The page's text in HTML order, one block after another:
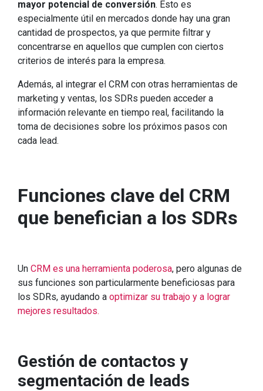
mayor potencial de conversión. Esto es
especialmente útil en mercados donde hay una gran
cantidad de prospectos, ya que permite filtrar y
concentrarse en aquellos que cumplen con ciertos
criterios de interés para la empresa.
Además, al integrar el CRM con otras herramientas de
marketing y ventas, los SDRs pueden acceder a
información relevante en tiempo real, facilitando la
toma de decisiones sobre los próximos pasos con
cada lead.
Funciones clave del CRM
que benefician a los SDRs
Un CRM es una herramienta poderosa, pero algunas de
sus funciones son particularmente beneficiosas para
los SDRs, ayudando a optimizar su trabajo y a lograr
mejores resultados.
Gestión de contactos y
segmentación de leads